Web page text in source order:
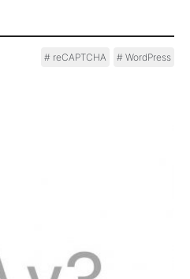
reCAPTCHA WordPress